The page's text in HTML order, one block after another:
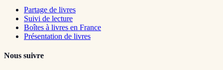
Partage de livres
Suivi de lecture
Boîtes à livres en France
Présentation de livres
Nous suivre